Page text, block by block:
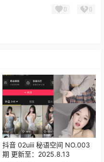
0 0
抖音 02uiii 秘语空间 NO.003
期 更新至：2025.8.13